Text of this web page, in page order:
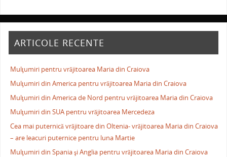
ARTICOLE RECENTE
Mulţumiri pentru vrăjitoarea Maria din Craiova
Mulţumiri din America pentru vrăjitoarea Maria din Craiova
Mulţumiri din America de Nord pentru vrăjitoarea Maria din Craiova
Mulţumiri din SUA pentru vrăjitoarea Mercedeza
Cea mai puternică vrăjitoare din Oltenia- vrăjitoarea Maria din Craiova
– are leacuri puternice pentru luna Martie
Mulţumiri din Spania şi Anglia pentru vrăjitoarea Maria din Craiova